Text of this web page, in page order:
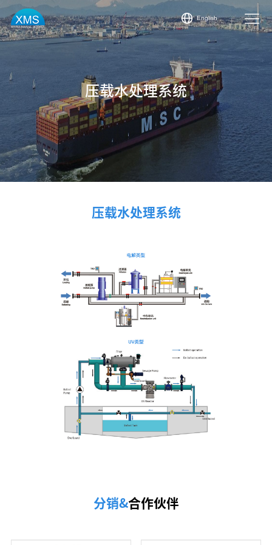
English
压载水处理系统
压载水处理系统
分销&合作伙伴